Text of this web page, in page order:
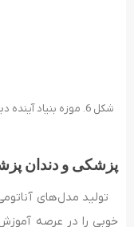
شکل 6. موزه بنیاد
پزشکی و دندان
تولید مدل‌های
خوبی را در عرصه